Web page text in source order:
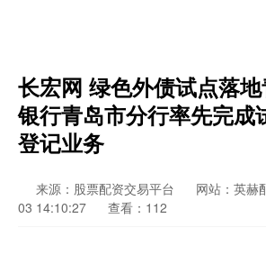
长宏网 绿色外债试点落
银行青岛市分行率先完成
登记业务
来源：股票配资交易平台 网站：英赫
03 14:10:27
查看：112